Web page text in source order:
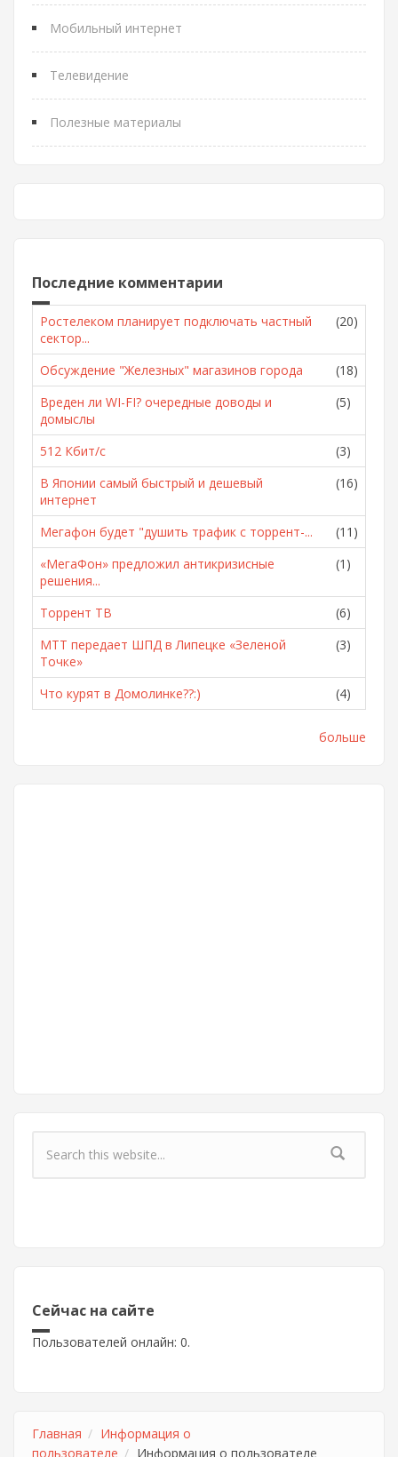
Мобильный интернет
Телевидение
Полезные материалы
Последние комментарии
Ростелеком планирует подключать частный
сектор...
(20)
Обсуждение "Железных" магазинов города
(18)
Вреден ли WI-FI? очередные доводы и
домыслы
(5)
512 Кбит/с
(3)
В Японии самый быстрый и дешевый
интернет
(16)
Мегафон будет "душить трафик с торрент-...
(11)
«МегаФон» предложил антикризисные
решения...
(1)
Торрент ТВ
(6)
МТТ передает ШПД в Липецке «Зеленой
Точке»
(3)
Что курят в Домолинке??:) (4)
больше
Форма поиска
Сейчас на сайте
Пользователей онлайн: 0.
Главная
Информация о
пользователе
Информация о пользователе